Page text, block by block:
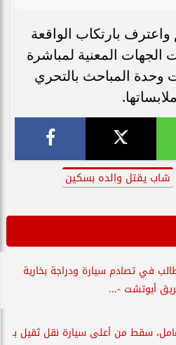
بارتكاب الواقعة
المعنية لمباشرة
وحدة المباحث بالتحري
شاب يقتل والده بسكين
في تصادم سيارة ودراجة بخارية
أبوتشت -...
سقط من أعلى سيارة نقل ثقيل بـ